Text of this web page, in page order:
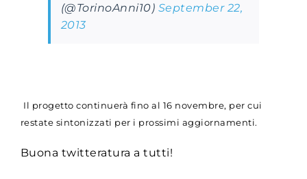
(@TorinoAnni10) September 22,
2013
Il progetto continuerà fino al 16 novembre, per cui
restate sintonizzati per i prossimi aggiornamenti.
Buona twitteratura a tutti!